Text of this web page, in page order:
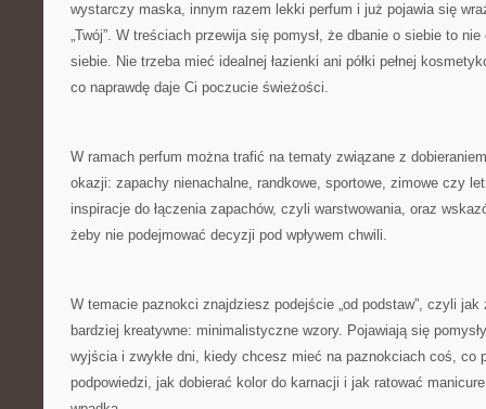
wystarczy maska, innym razem lekki perfum i już pojawia się
„Twój”. W treściach przewija się pomysł, że dbanie o siebie to
siebie. Nie trzeba mieć idealnej łazienki ani półki pełnej
co naprawdę daje Ci poczucie świeżości.
W ramach perfum można trafić na tematy związane z
okazji: zapachy nienachalne, randkowe, sportowe, zimowe czy
inspiracje do łączenia zapachów, czyli warstwowania, oraz
żeby nie podejmować decyzji pod wpływem chwili.
W temacie paznokci znajdziesz podejście „od podstaw”, czyli
bardziej kreatywne: minimalistyczne wzory. Pojawiają się
wyjścia i zwykłe dni, kiedy chcesz mieć na paznokciach coś, co
podpowiedzi, jak dobierać kolor do karnacji i jak ratować